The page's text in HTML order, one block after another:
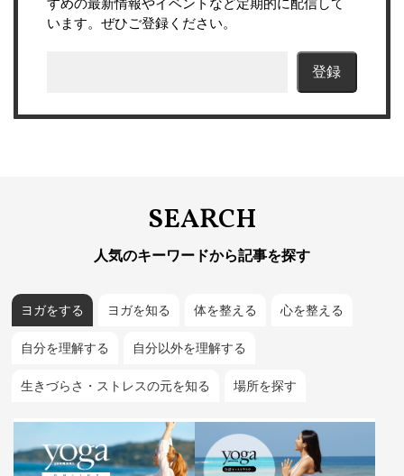
います。ぜひご登録ください。
SEARCH
人気のキーワードから記事を探す
ヨガをする ヨガを知る 体を整える 心を整える
自分を理解する 自分以外を理解する
生きづらさ・ストレスの元を知る 場所を探す